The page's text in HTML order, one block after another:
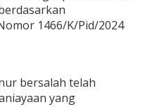
1466/K/Pid/2024
bersalah telah
yang